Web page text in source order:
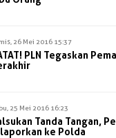
26 Mei 2016 15:37
PLN Tegaskan
25 Mei 2016 16:23
Tanda Tangan,
ke Polda